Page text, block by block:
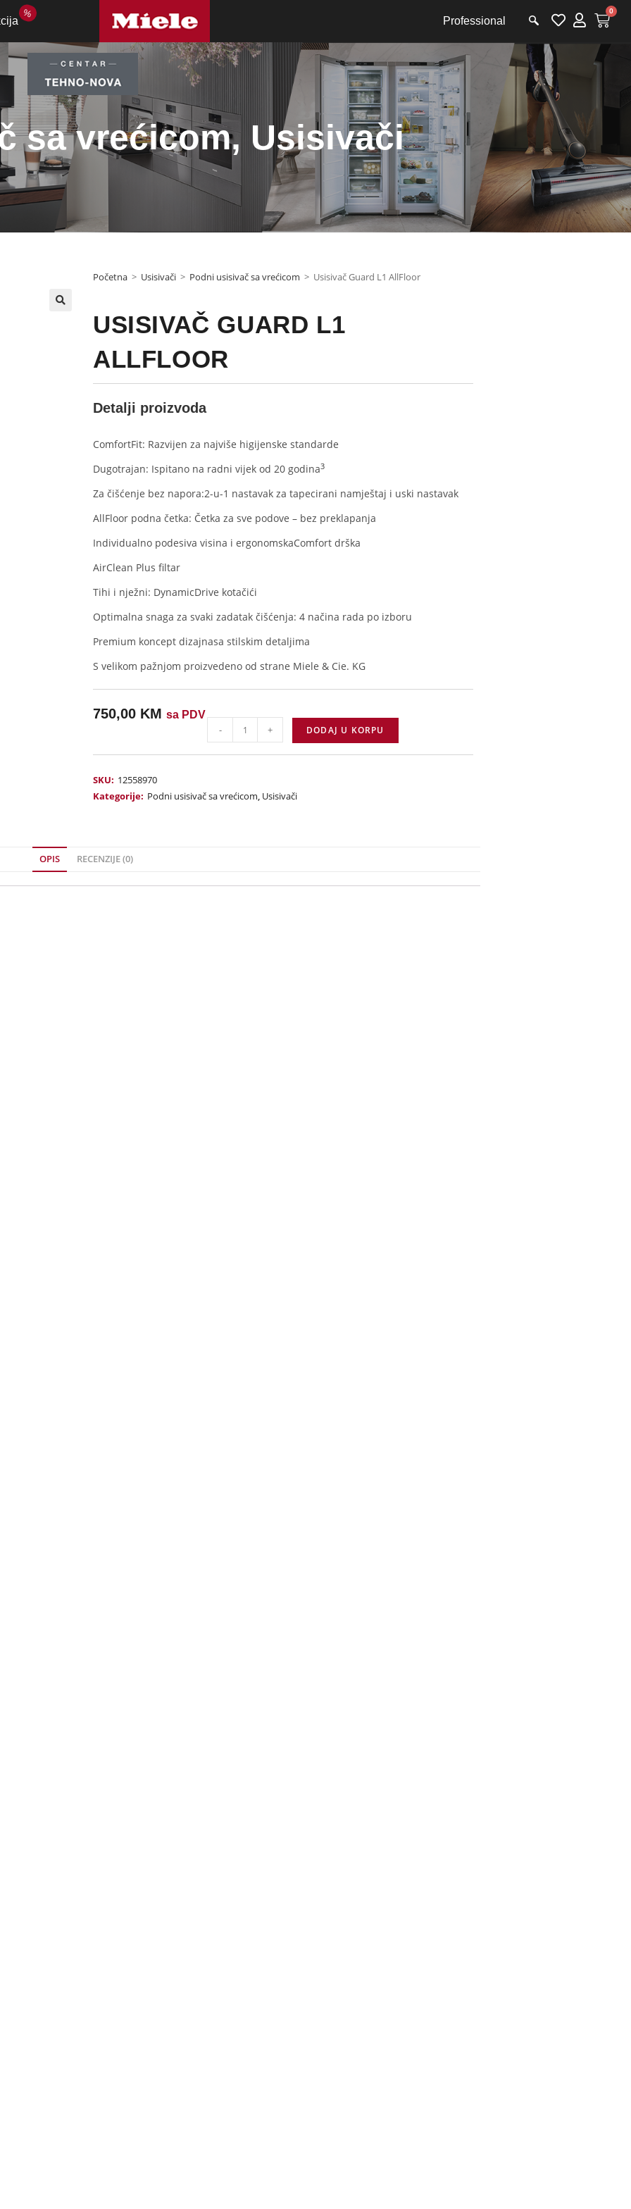
%
Professional
0
sa vrećicom, Usisivači
Početna > Usisivači > Podni usisivač sa vrećicom > Usisivač Guard L1 AllFloor
USISIVAČ GUARD L1
ALLFLOOR
Detalji proizvoda
ComfortFit: Razvijen za najviše higijenske standarde
Dugotrajan: Ispitano na radni vijek od 20 godina3
Za čišćenje bez napora:2-u-1 nastavak za tapecirani namještaj i uski nastavak
AllFloor podna četka: Četka za sve podove – bez preklapanja
Individualno podesiva visina i ergonomskaComfort drška
AirClean Plus filtar
Tihi i nježni: DynamicDrive kotačići
Optimalna snaga za svaki zadatak čišćenja: 4 načina rada po izboru
Premium koncept dizajnasa stilskim detaljima
S velikom pažnjom proizvedeno od strane Miele & Cie. KG
750,00 KM sa PDV
- + DODAJ U KORPU
SKU: 12558970
Kategorije: Podni usisivač sa vrećicom, Usisivači
OPIS RECENZIJE (0)